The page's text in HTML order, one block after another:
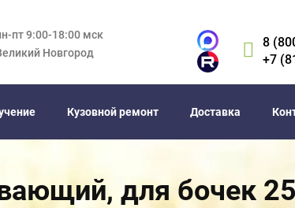
пт 9:00-18:00 мск
Новгород
8
+7
Кузовной ремонт Доставка
для бочек